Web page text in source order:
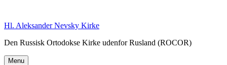
content
Hl. Aleksander Nevsky Kirke
Den Russisk Ortodokse Kirke udenfor Rusland (ROCOR)
Menu